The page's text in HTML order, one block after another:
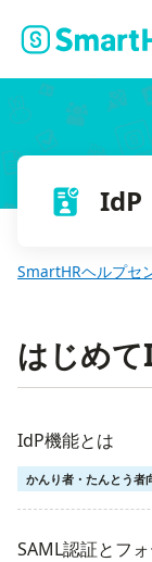
IdP
SmartHRヘルプセ
はじめ
IdP機能とは
かんり者・たんとう者
SAML認証とフ